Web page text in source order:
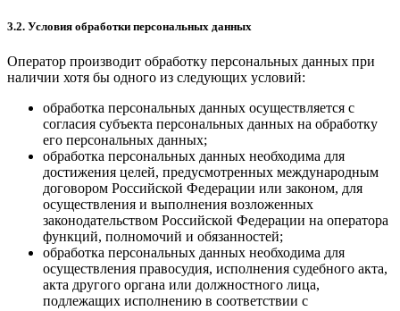
3.2. Условия обработки персональных данных
Оператор производит обработку персональных данных при
наличии хотя бы одного из следующих условий:
обработка персональных данных осуществляется с
согласия субъекта персональных данных на обработку
его персональных данных;
обработка персональных данных необходима для
достижения целей, предусмотренных международным
договором Российской Федерации или законом, для
осуществления и выполнения возложенных
законодательством Российской Федерации на оператора
функций, полномочий и обязанностей;
обработка персональных данных необходима для
осуществления правосудия, исполнения судебного акта,
акта другого органа или должностного лица,
подлежащих исполнению в соответствии с